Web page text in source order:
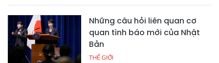
Những câu hỏi liên quan cơ
quan tình báo mới của Nhật
Bản
THẾ GIỚI